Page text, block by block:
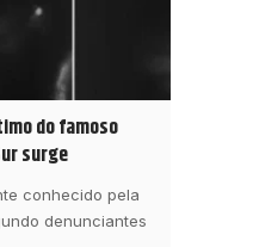
do famoso
surge
conhecido pela
denunciantes